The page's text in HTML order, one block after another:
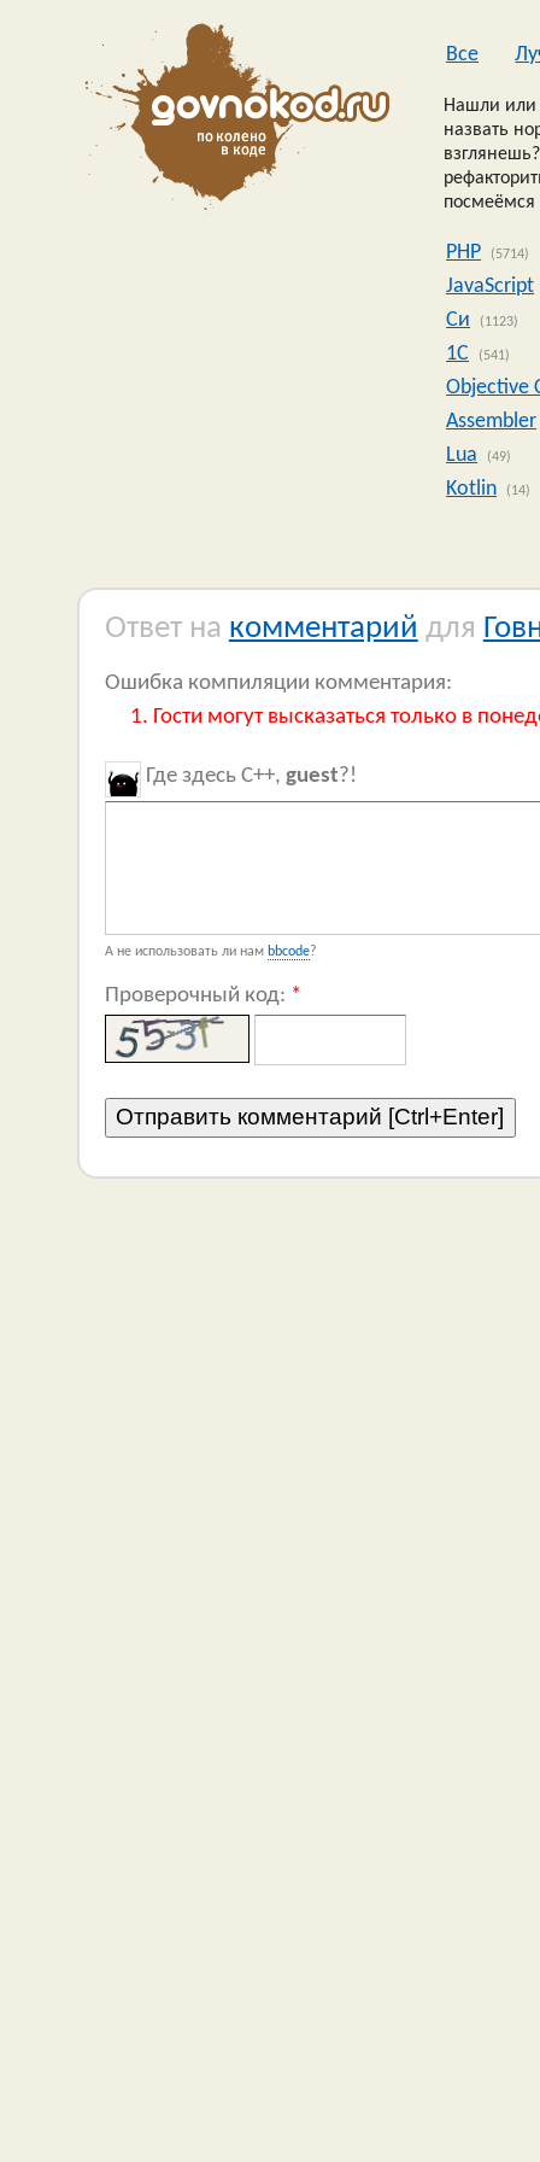
Все
Нашли или
назвать
посмеёмся
PHP (5714)
JavaScript
Си
(1123)
1C (541)
Objective
Assembler
Lua
(49)
Kotlin (14)
Ответ на комментарий для
Ошибка компиляции комментария:
Гости могут высказаться только в
Где здесь C++, guest?!
А не использовать ли нам bbcode?
Проверочный код: *